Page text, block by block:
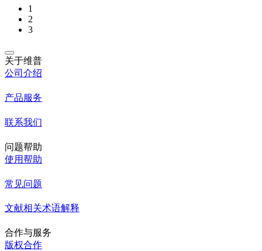
1
2
3
关于维普
公司介绍
产品服务
联系我们
问题帮助
使用帮助
常见问题
文献相关术语解释
合作与服务
版权合作